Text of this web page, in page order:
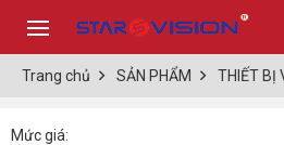
Trang chủ SẢN PHẨM THIẾT BỊ
Mức giá: